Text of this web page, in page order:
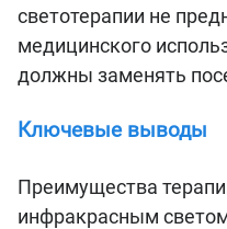
светотерапии не
медицинского
должны заменять
Ключевые выводы
Преимущества
инфракрасным